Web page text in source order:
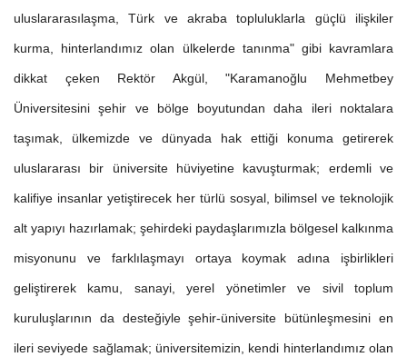
uluslararasılaşma, Türk ve akraba topluluklarla güçlü ilişkiler
kurma, hinterlandımız olan ülkelerde tanınma" gibi kavramlara
dikkat çeken Rektör Akgül, "Karamanoğlu Mehmetbey
Üniversitesini şehir ve bölge boyutundan daha ileri noktalara
taşımak, ülkemizde ve dünyada hak ettiği konuma getirerek
uluslararası bir üniversite hüviyetine kavuşturmak; erdemli ve
kalifiye insanlar yetiştirecek her türlü sosyal, bilimsel ve teknolojik
alt yapıyı hazırlamak; şehirdeki paydaşlarımızla bölgesel kalkınma
misyonunu ve farklılaşmayı ortaya koymak adına işbirlikleri
geliştirerek kamu, sanayi, yerel yönetimler ve sivil toplum
kuruluşlarının da desteğiyle şehir-üniversite bütünleşmesini en
ileri seviyede sağlamak; üniversitemizin, kendi hinterlandımız olan